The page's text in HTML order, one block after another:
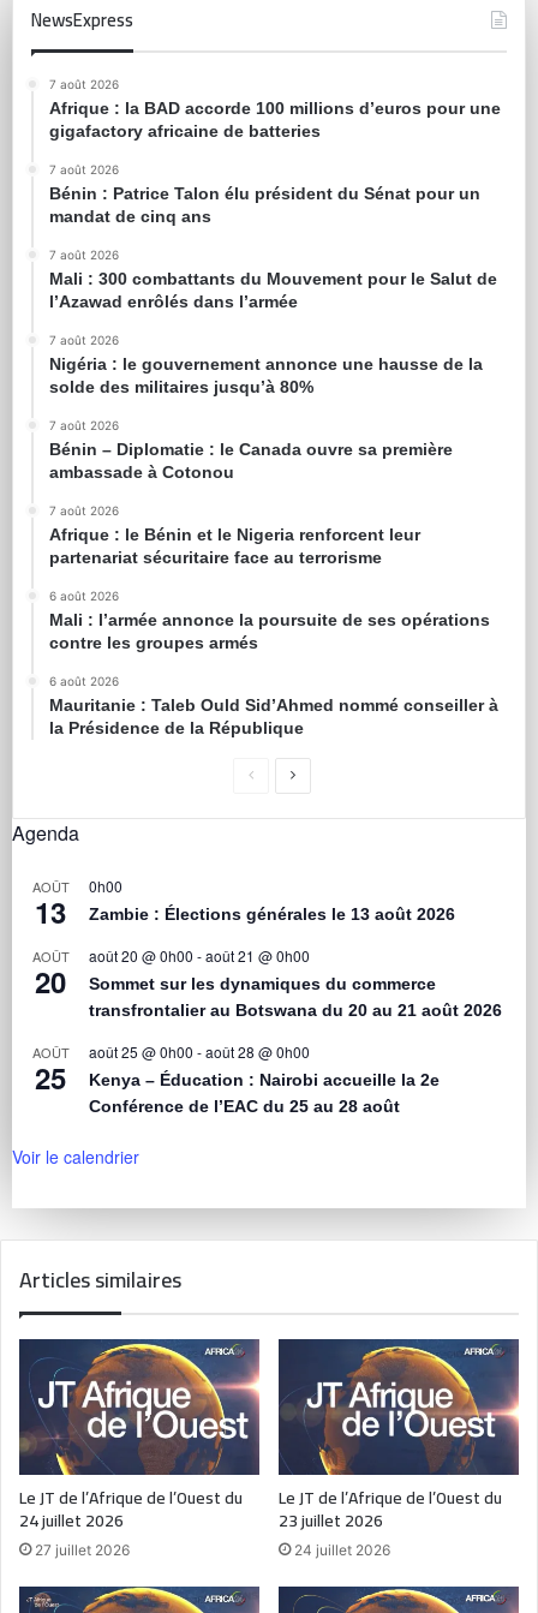
NewsExpress
7 août 2026
Afrique : la BAD accorde 100 millions d’euros pour une
gigafactory africaine de batteries
7 août 2026
Bénin : Patrice Talon élu président du Sénat pour un
mandat de cinq ans
7 août 2026
Mali : 300 combattants du Mouvement pour le Salut de
l’Azawad enrôlés dans l’armée
7 août 2026
Nigéria : le gouvernement annonce une hausse de la
solde des militaires jusqu’à 80%
7 août 2026
Bénin – Diplomatie : le Canada ouvre sa première
ambassade à Cotonou
7 août 2026
Afrique : le Bénin et le Nigeria renforcent leur
partenariat sécuritaire face au terrorisme
6 août 2026
Mali : l’armée annonce la poursuite de ses opérations
contre les groupes armés
6 août 2026
Mauritanie : Taleb Ould Sid’Ahmed nommé conseiller à
la Présidence de la République
Agenda
AOÛT
13
0h00
Zambie : Élections générales le 13 août 2026
AOÛT
20
août 20 @ 0h00 -août 21 @ 0h00
Sommet sur les dynamiques du commerce
transfrontalier au Botswana du 20 au 21 août 2026
AOÛT
25
août 25 @ 0h00 -août 28 @ 0h00
Kenya – Éducation : Nairobi accueille la 2e
Conférence de l’EAC du 25 au 28 août
Voir le calendrier
Articles similaires
Le JT de l’Afrique de l’Ouest du
24 juillet 2026
27 juillet 2026
Le JT de l’Afrique de l’Ouest du
23 juillet 2026
24 juillet 2026